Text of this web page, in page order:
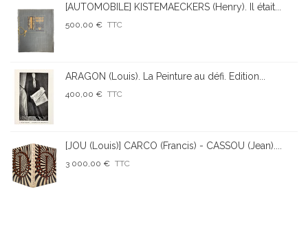
[AUTOMOBILE] KISTEMAECKERS (Henry). Il était...
500,00 € TTC
ARAGON (Louis). La Peinture au défi. Edition...
400,00 € TTC
[JOU (Louis)] CARCO (Francis) - CASSOU (Jean)....
3 000,00 € TTC